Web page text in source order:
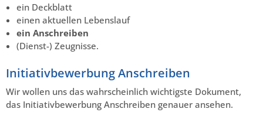
ein Deckblatt
einen aktuellen Lebenslauf
ein Anschreiben
(Dienst-) Zeugnisse.
Initiativbewerbung Anschreiben
Wir wollen uns das wahrscheinlich wichtigste Dokument,
das Initiativbewerbung Anschreiben genauer ansehen.